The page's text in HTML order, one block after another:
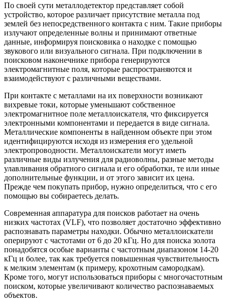
По своей сути металлодетектор представляет собой
устройство, которое различает присутствие металла под
землей без непосредственного контакта с ним. Такие приборы
излучают определенные волны и принимают ответные
данные, информируя поисковика о находке с помощью
звукового или визуального сигнала. При подключении в
поисковом наконечнике прибора генерируются
электромагнитные поля, которые распространяются и
взаимодействуют с различными веществами.
При контакте с металлами на их поверхности возникают
вихревые токи, которые уменьшают собственное
электромагнитное поле металлоискателя, что фиксируется
электронными компонентами и передается в виде сигнала.
Металлические компоненты в найденном объекте при этом
идентифицируются исходя из измерения его удельной
электропроводности. Металлоискатели могут иметь
различные виды излучения для радиоволны, разные методы
улавливания обратного сигнала и его обработки, те или иные
дополнительные функции, и от этого зависит их цена.
Прежде чем покупать прибор, нужно определиться, что с его
помощью вы собираетесь делать.
Современная аппаратура для поисков работает на очень
низких частотах (VLF), что позволяет достаточно эффективно
распознавать параметры находки. Обычно металлоискатели
оперируют с частотами от 6 до 20 кГц. Но для поиска золота
понадобятся особые варианты с частотным диапазоном 14-20
кГц и более, так как требуется повышенная чувствительность
к мелким элементам (к примеру, крохотным самородкам).
Кроме того, могут использоваться приборы с многочастотным
поиском, которые увеличивают количество распознаваемых
объектов.